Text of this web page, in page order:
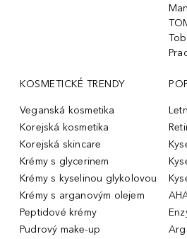
KOSMETICKÉ TRENDY
Veganská kosmetika
Korejská kosmetika
Korejská skincare
Krémy s glycerinem
Krémy s kyselinou glykolovou
Krémy s arganovým olejem
Peptidové krémy
Pudrový make-up